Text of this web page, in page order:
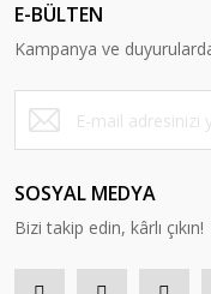
E-BÜLTEN
Kampanya ve
SOSYAL MEDYA
Bizi takip edin, kârlı çıkın!